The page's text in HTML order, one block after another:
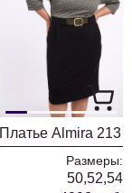
Платье Almira 213
Размеры:
50,52,54